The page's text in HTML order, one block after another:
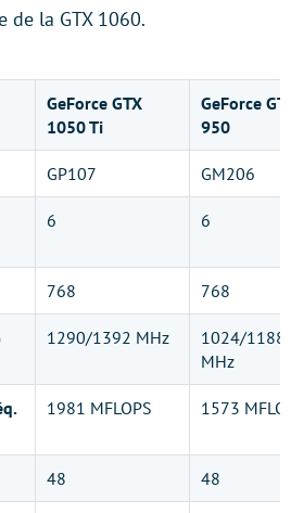
de la GTX 1060.
GeForce GTX
1050 Ti
GeForce
950
GP107 GM206
6 6
768 768
1290/1392 MHz
1024/1188
MHz
1981 MFLOPS 1573
48 48